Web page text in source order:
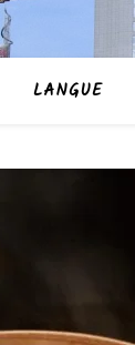
LANGUE